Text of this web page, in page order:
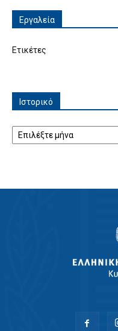
Εργαλεία
Ετικέτες
Ιστορικό